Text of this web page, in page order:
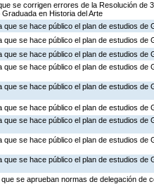
se corrigen errores de la Resolución de
en Historia del Arte
se hace público el plan de estudios de
se hace público el plan de estudios de
se hace público el plan de estudios
se hace público el plan de estudios
se hace público el plan de estudios
se hace público el plan de estudios de
se hace público el plan de estudios de
se hace público el plan de estudios de
se hace público el plan de estudios
se aprueban normas de delegación de